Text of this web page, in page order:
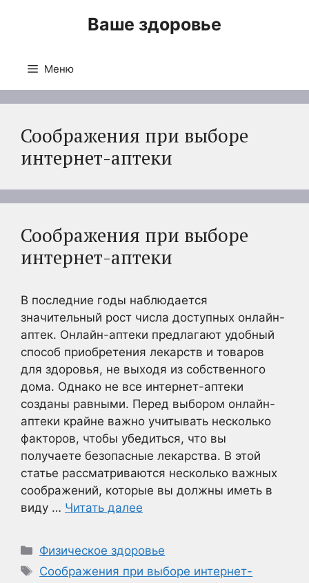
Ваше здоровье
Меню
Соображения при выборе
интернет-аптеки
Соображения при выборе
интернет-аптеки
В последние годы наблюдается
значительный рост числа доступных онлайн-
аптек. Онлайн-аптеки предлагают удобный
способ приобретения лекарств и товаров
для здоровья, не выходя из собственного
дома. Однако не все интернет-аптеки
созданы равными. Перед выбором онлайн-
аптеки крайне важно учитывать несколько
факторов, чтобы убедиться, что вы
получаете безопасные лекарства. В этой
статье рассматриваются несколько важных
соображений, которые вы должны иметь в
виду … Читать далее
Рубрики
Физическое здоровье
Метки
Соображения при выборе интернет-